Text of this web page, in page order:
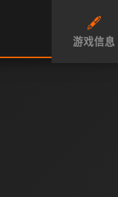
🖋️
游戏信息